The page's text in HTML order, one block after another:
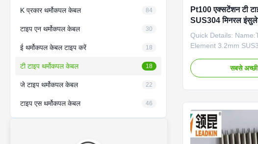
K प्रकार थर्मोकपल केबल 84
टाइप एन थर्मोकपल केबल 30
ई थर्मोकपल केबल टाइप करें 18
टी टाइप थर्मोकपल केबल 18
जे टाइप थर्मोकपल केबल 22
टाइप एस थर्मोकपल केबल 46
Pt100 एक्सटेंशन टी
SUS304 मिनरल
Quick Details:
Element 3.2mm
Conductor material:
NiSi), NiCr-
advantage
pickling clean
density: nuclear
सबसे अच्छी